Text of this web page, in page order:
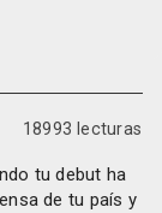
18993 lecturas
tu debut ha
de tu país y